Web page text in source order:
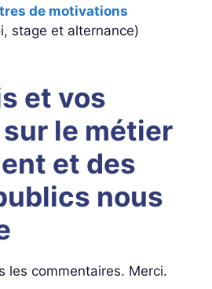
de motivations
stage et alternance)
et vos
le métier
et des
nous
les commentaires. Merci.